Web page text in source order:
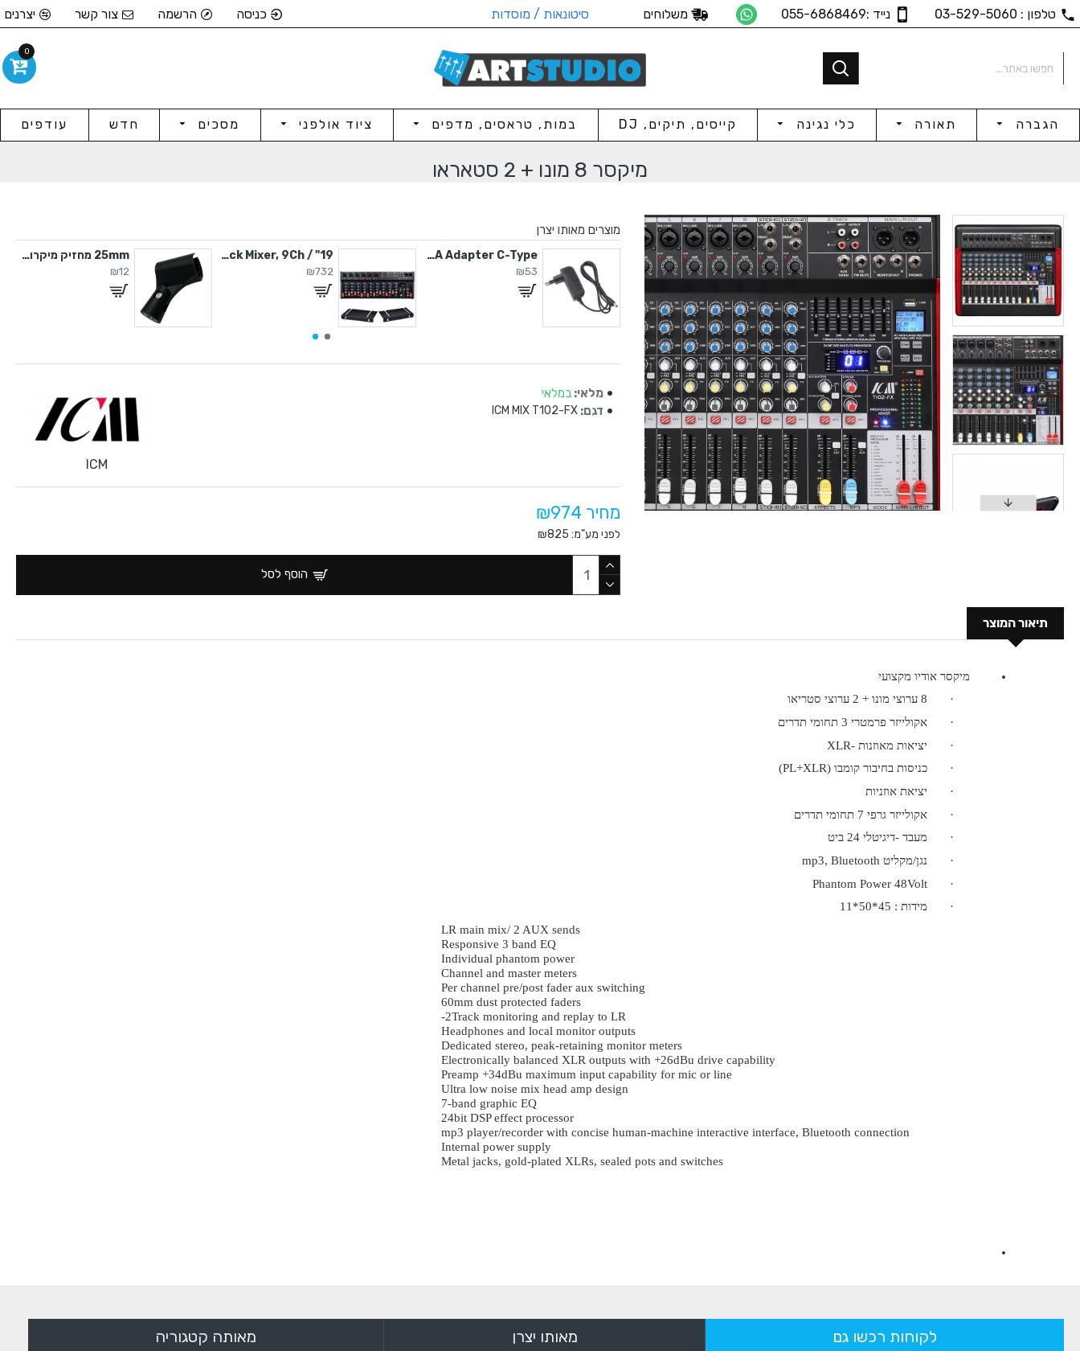
טלפון : 03-529-5060 נייד :055-6868469 משלוחים סיטונאות / מוסדות כניסה הרשמה צור קשר יצרנים
הגברה תאורה כלי נגינה קייסים, תיקים, DJ במות, טראסים, מדפים ציוד אולפני מסכים חדש עודפים
מיקסר 8 מונו + 2 סטאראו
מוצרים מאותו יצרן
19" / 4U Rack Mixer, 9Ch 25mm מחזיק מיקרופון
₪71
5V / 2A Adapter C-Type
₪53
19" / 4U Rack Mixer, 9Ch
₪732
25mm מחזיק מיקרופון
₪12
מלאי: במלאי
דגם: ICM MIX T102-FX
ICM
מחיר ₪974
לפני מע"מ: ₪825
הוסף לסל
תיאור המוצר
מיקסר אודיו מקצועי
·
8 ערוצי מונו + 2 ערוצי סטריאו
·
אקולייזר פרמטרי 3 תחומי תדרים
·
יציאות מאוזנות -XLR
·
כניסות בחיבור קומבו (XLR
+
PL
)
·
יציאת אוזניות
·
אקולייזר גרפי 7 תחומי תדרים
·
מעבד -דיגיטלי 24 ביט
·
נגן/מקליט mp3, Bluetooth
·
Phantom Power 48Volt
·
מידות : 45*50*11
LR main mix/ 2 AUX sends
Responsive 3 band EQ
Individual phantom power
Channel and master meters
Per channel pre/post fader aux switching
60mm dust protected faders
2-Track monitoring and replay to LR
Headphones and local monitor outputs
Dedicated stereo, peak-retaining monitor meters
Electronically balanced XLR outputs with +26dBu drive capability
Preamp +34dBu maximum input capability for mic or line
Ultra low noise mix head amp design
7-band graphic EQ
24bit DSP effect processor
mp3 player/recorder with concise human-machine interactive interface, Bluetooth connection
Internal power supply
Metal jacks, gold-plated XLRs, sealed pots and switches
לקוחות רכשו גם מאותו יצרן מאותה קטגוריה
0